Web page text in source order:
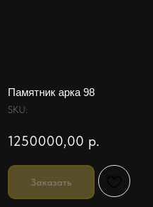
Памятник арка 98
SKU:
1250000,00 р.
Заказать